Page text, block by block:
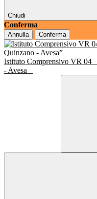
Chiudi
Conferma
Annulla Conferma
Istituto Comprensivo VR 04
- Avesa